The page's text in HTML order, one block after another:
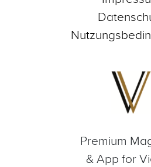
Premium
& App for